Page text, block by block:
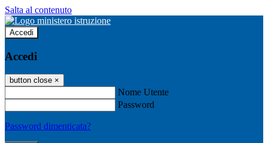
Salta al contenuto
Accedi
Accedi
button close ×
Nome Utente
Password
Password dimenticata?